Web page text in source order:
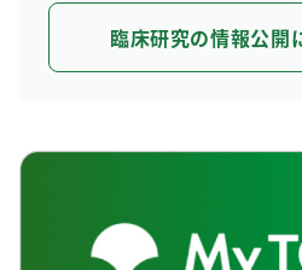
臨床研究の情報公開